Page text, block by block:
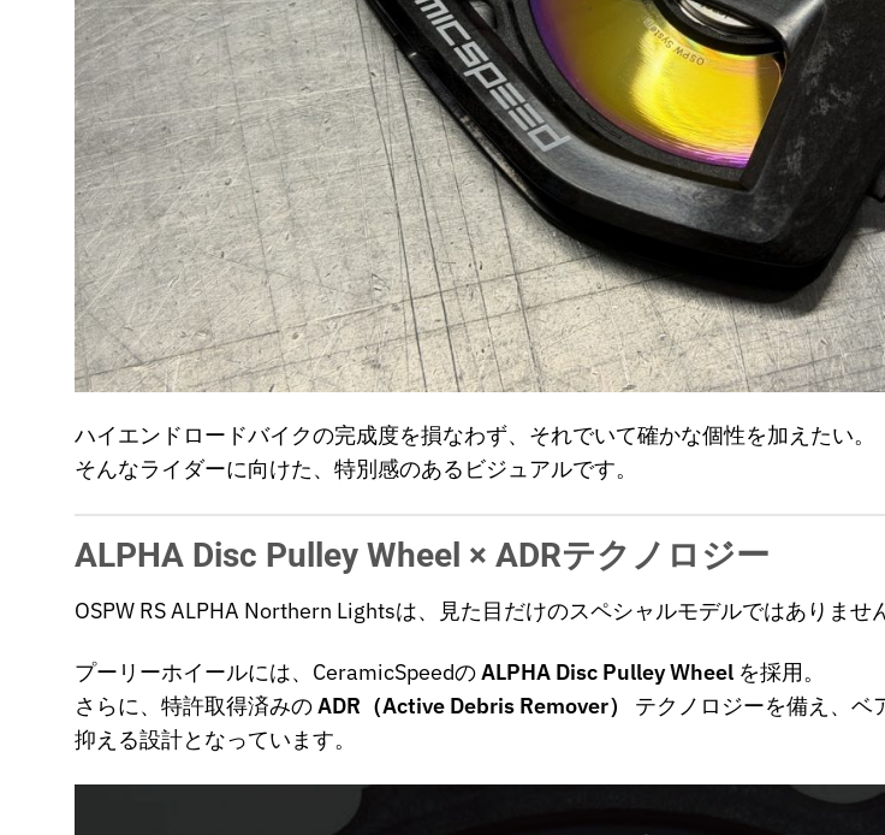
ハイエンドロードバイクの完成度を損なわず、それでいて確かな個性を加えたい。
そんなライダーに向けた、特別感のあるビジュアルです。
ALPHA Disc Pulley Wheel × ADRテクノロジー
OSPW RS ALPHA Northern Lightsは、見た目だけのスペシャルモデルではありませ
プーリーホイールには、CeramicSpeedのALPHA Disc Pulley Wheel を採用。
さらに、特許取得済みのADR（Active Debris Remover）
テクノロジーを備え、ベ
抑える設計となっています。